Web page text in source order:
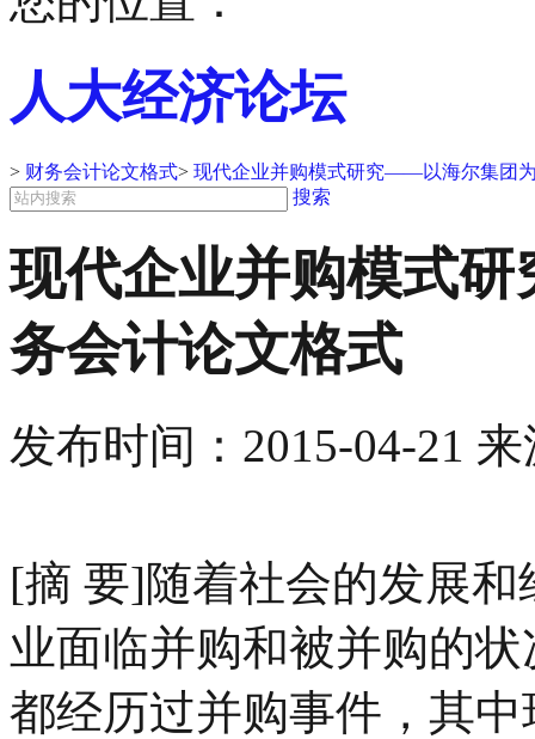
人大经济论坛
> 财务会计论文格式> 现代企业并购模式研究——以海尔集团
搜索
现代企业并购模式
务会计论文格式
发布时间： 2015-04-21 来
[摘 要]随着社会的发展
业面临并购和被并购的
都经历过并购事件，其